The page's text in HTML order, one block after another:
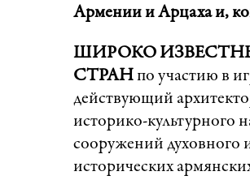
Армении и Арцаха и,
ШИРОКО
СТРАНпо участию в
действующий
историко-культурного
сооружений духовного
исторических